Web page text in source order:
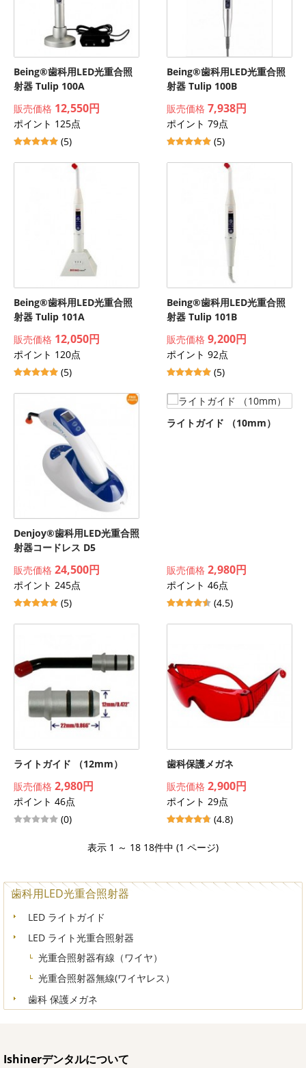
Being®歯科用LED光重合照
射器 Tulip 100A
販売価格 12,550円
ポイント 125点
(5)
Being®歯科用LED光重合照
射器 Tulip 100B
販売価格 7,938円
ポイント 79点
(5)
Being®歯科用LED光重合照
射器 Tulip 101A
販売価格 12,050円
ポイント 120点
(5)
Being®歯科用LED光重合照
射器 Tulip 101B
販売価格 9,200円
ポイント 92点
(5)
Denjoy®歯科用LED光重合照
射器コードレス D5
販売価格 24,500円
ポイント 245点
(5)
ライトガイド （10mm）
販売価格 2,980円
ポイント 46点
(4.5)
ライトガイド （12mm）
販売価格 2,980円
ポイント 46点
(0)
歯科保護メガネ
販売価格 2,900円
ポイント 29点
(4.8)
表示 1 ～ 18 18件中 (1 ページ)
歯科用LED光重合照射器
LED ライトガイド
LED ライト光重合照射器
光重合照射器有線（ワイヤ）
光重合照射器無線(ワイヤレス）
歯科 保護メガネ
Ishinerデンタルについて